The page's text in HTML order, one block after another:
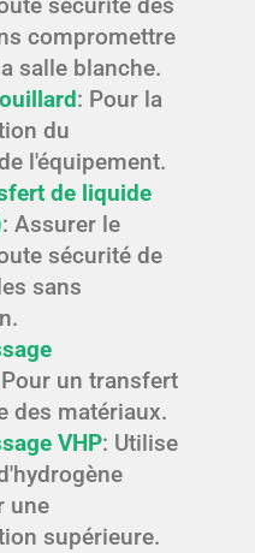
sécurité des
compromettre
salle blanche.
: Pour la
du
l'équipement.
de liquide
: Assurer le
sécurité de
sans
un transfert
des matériaux.
VHP: Utilise
une
supérieure.